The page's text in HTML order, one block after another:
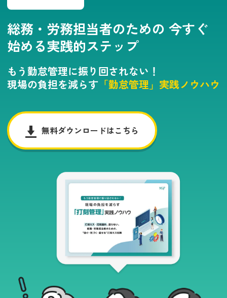
総務・労務担当者のための 今すぐ
始める実践的ステップ
もう勤怠管理に振り回されない！
現場の負担を減らす 「勤怠管理」実践ノウハウ
無料ダウンロードはこちら